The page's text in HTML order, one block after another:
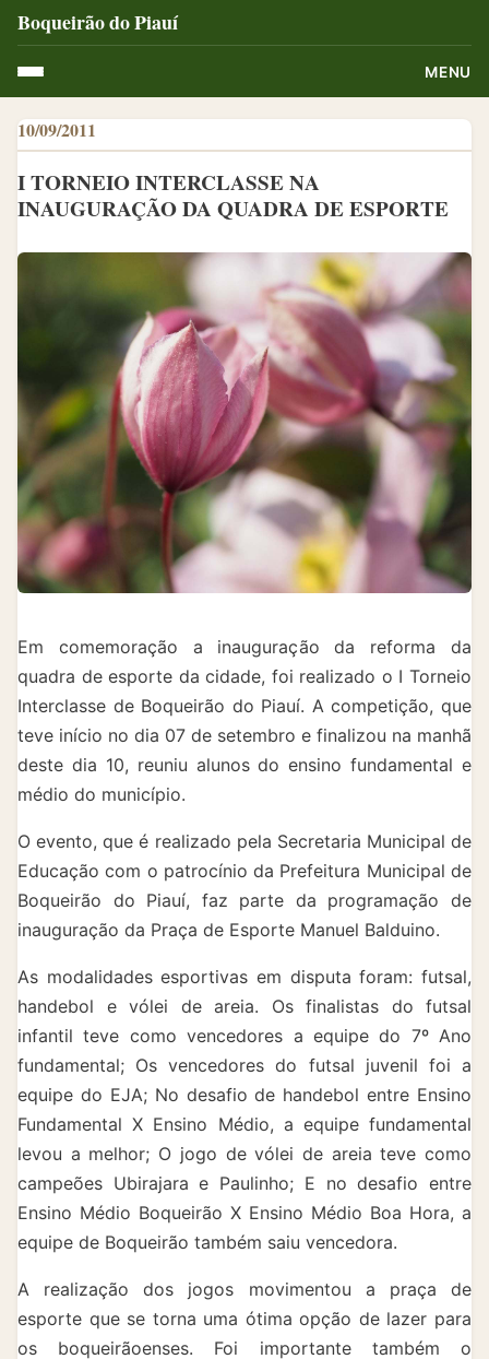
Boqueirão do Piauí
MENU
10/09/2011
I TORNEIO INTERCLASSE NA
INAUGURAÇÃO DA QUADRA DE ESPORTE
Em comemoração a inauguração da reforma da
quadra de esporte da cidade, foi realizado o I Torneio
Interclasse de Boqueirão do Piauí. A competição, que
teve início no dia 07 de setembro e finalizou na manhã
deste dia 10, reuniu alunos do ensino fundamental e
médio do município.
O evento, que é realizado pela Secretaria Municipal de
Educação com o patrocínio da Prefeitura Municipal de
Boqueirão do Piauí, faz parte da programação de
inauguração da Praça de Esporte Manuel Balduino.
As modalidades esportivas em disputa foram: futsal,
handebol e vólei de areia. Os finalistas do futsal
infantil teve como vencedores a equipe do 7º Ano
fundamental; Os vencedores do futsal juvenil foi a
equipe do EJA; No desafio de handebol entre Ensino
Fundamental X Ensino Médio, a equipe fundamental
levou a melhor; O jogo de vólei de areia teve como
campeões Ubirajara e Paulinho; E no desafio entre
Ensino Médio Boqueirão X Ensino Médio Boa Hora, a
equipe de Boqueirão também saiu vencedora.
A realização dos jogos movimentou a praça de
esporte que se torna uma ótima opção de lazer para
os boqueirãoenses. Foi importante também o